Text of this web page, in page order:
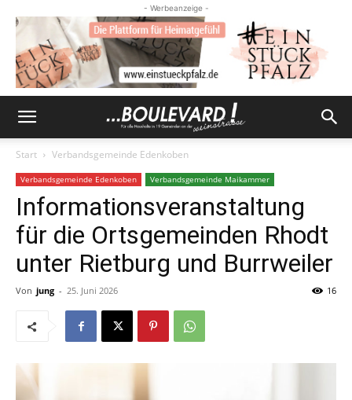
- Werbeanzeige -
Start Verbandsgemeinde Edenkoben
Verbandsgemeinde Edenkoben Verbandsgemeinde Maikammer
Informationsveranstaltung
für die Ortsgemeinden Rhodt
unter Rietburg und Burrweiler
Von jung - 25. Juni 2026 16